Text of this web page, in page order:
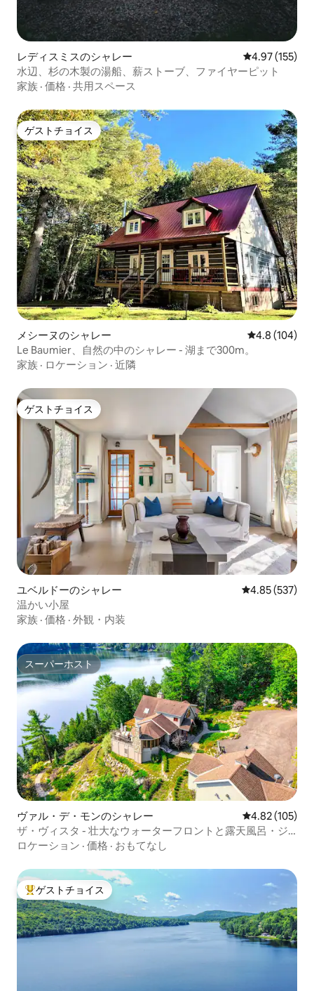
レディスミスのシャレー レビュー155
4.97 (155)
水辺、杉の木製の湯船、薪ストーブ、ファイヤーピット
家族 · 価格 · 共用スペース
ゲストチョイス
ゲストチョイス
メシーヌのシャレー レビュー104
4.8 (104)
Le Baumier、自然の中のシャレー - 湖まで300m。
家族 · ロケーション · 近隣
ゲストチョイス
ゲストチョイス
ユベルドーのシャレー レビュー537
4.85 (537)
温かい小屋
家族 · 価格 · 外観・内装
スーパーホスト
スーパーホスト
ヴァル・デ・モンのシャレー レビュー105
4.82 (105)
ザ・ヴィスタ - 壮大なウォーターフロントと露天風呂・ジ
ャグジー
ロケーション · 価格 · おもてなし
大好評のゲストチョイスです。
ゲストチョイス